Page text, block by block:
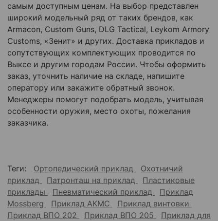
самым доступным ценам. На выбор представлен
широкий модельный ряд от таких брендов, как
Armacon, Custom Guns, DLG Tactical, Leykom Armory
Customs, «Зенит» и других. Доставка прикладов и
сопутствующих комплектующих проводится по
Выксе и другим городам России. Чтобы оформить
заказ, уточнить наличие на складе, напишите
оператору или закажите обратный звонок.
Менеджеры помогут подобрать модель, учитывая
особенности оружия, место охоты, пожелания
заказчика.
Теги: Ортопедический приклад
Охотничий
приклад
Патронташ на приклад
Пластиковые
приклады
Пневматический приклад
Приклад
Mossberg
Приклад АКМС
Приклад винтовки
Приклад ВПО 202
Приклад ВПО 205
Приклад для